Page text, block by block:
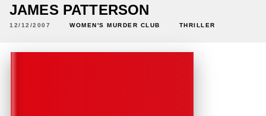
JAMES PATTERSON
12/12/2007 WOMEN'S MURDER CLUB THRILLER